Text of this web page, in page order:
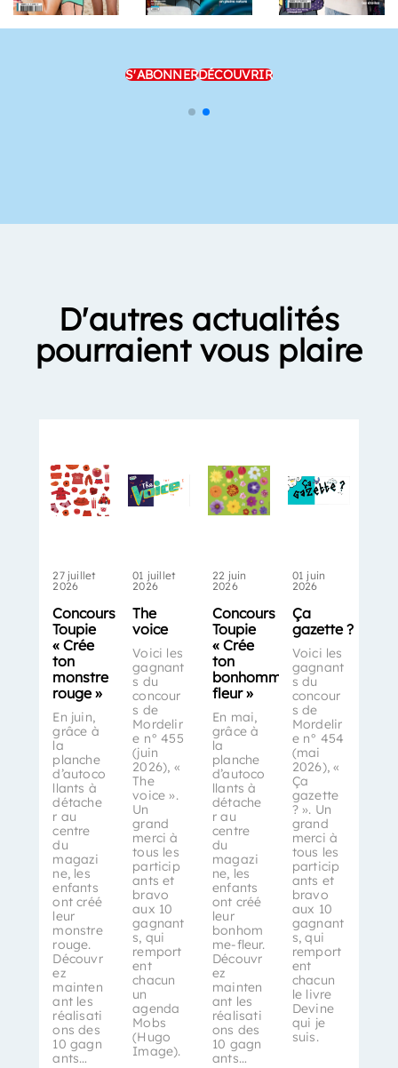
S'ABONNERDÉCOUVRIR
D'autres actualités
pourraient vous plaire
27 juillet
2026
Concours
Toupie
« Crée
ton
monstre
rouge »
En juin,
grâce à
la
planche
d’autoco
llants à
détache
r au
centre
du
magazi
ne, les
enfants
ont créé
leur
monstre
rouge.
Découvr
ez
mainten
ant les
réalisati
ons des
10 gagn
ants…
01 juillet
2026
The
voice
Voici les
gagnant
s du
concour
s de
Mordelir
e n° 455
(juin
2026), «
The
voice ».
Un
grand
merci à
tous les
particip
ants et
bravo
aux 10
gagnant
s, qui
remport
ent
chacun
un
agenda
Mobs
(Hugo
Image).
22 juin
2026
Concours
Toupie
« Crée
ton
bonhomme-
fleur »
En mai,
grâce à
la
planche
d’autoco
llants à
détache
r au
centre
du
magazi
ne, les
enfants
ont créé
leur
bonhom
me-fleur.
Découvr
ez
mainten
ant les
réalisati
ons des
10 gagn
ants…
01 juin
2026
Ça
gazette ?
Voici les
gagnant
s du
concour
s de
Mordelir
e n° 454
(mai
2026), «
Ça
gazette
? ». Un
grand
merci à
tous les
particip
ants et
bravo
aux 10
gagnant
s, qui
remport
ent
chacun
le livre
Devine
qui je
suis.